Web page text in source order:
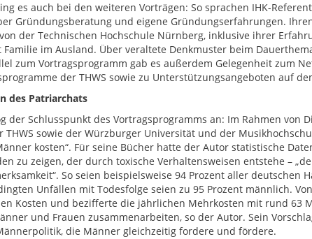
es auch bei den weiteren Vorträgen: So sprachen IHK-
Gründungsberatung und eigene Gründungserfahrungen.
der Technischen Hochschule Nürnberg, inklusive ihrer
im Ausland. Über veraltete Denkmuster beim
zum Vortragsprogramm gab es außerdem Gelegenheit zum
der THWS sowie zu Unterstützungsangeboten auf
des Patriarchats
der Schlusspunkt des Vortragsprogramms an: Im Rahmen von
sowie der Würzburger Universität und der
kosten“. Für seine Bücher hatte der Autor statistische
zu zeigen, der durch toxische Verhaltensweisen entstehe –
So seien beispielsweise 94 Prozent aller deutschen
Unfällen mit Todesfolge seien zu 95 Prozent männlich.
Kosten und bezifferte die jährlichen Mehrkosten mit rund 63
und Frauen zusammenarbeiten, so der Autor. Sein
die Männer gleichzeitig fordere und fördere.